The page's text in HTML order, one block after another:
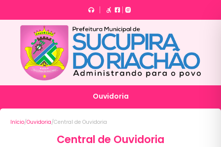
Ouvidoria
Início/Ouvidoria/Central de Ouvidoria
Central de Ouvidoria